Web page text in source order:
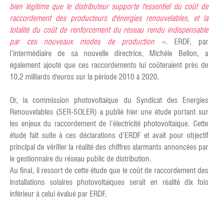
bien légitime que le distributeur supporte l'essentiel du coût de
raccordement des producteurs d'énergies renouvelables, et la
totalité du coût de renforcement du réseau rendu indispensable
par ces nouveaux modes de production ». ERDF, par
l’intermédiaire de sa nouvelle directrice, Michèle Bellon, a
également ajouté que ces raccordements lui coûteraient près de
10,2 milliards d'euros sur la période 2010 à 2020.
Or, la commission photovoltaïque du Syndicat des Energies
Renouvelables (SER-SOLER) a publié hier une étude portant sur
les enjeux du raccordement de l’électricité photovoltaïque. Cette
étude fait suite à ces déclarations d’ERDF et avait pour objectif
principal de vérifier la réalité des chiffres alarmants annoncées par
le gestionnaire du réseau public de distribution.
Au final, il ressort de cette étude que le coût de raccordement des
installations solaires photovoltaïques serait en réalité dix fois
inférieur à celui évalué par ERDF.